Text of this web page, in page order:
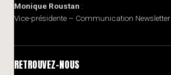
Monique Roustan :
Vice-présidente – Communication Newsletter
RETROUVEZ-NOUS